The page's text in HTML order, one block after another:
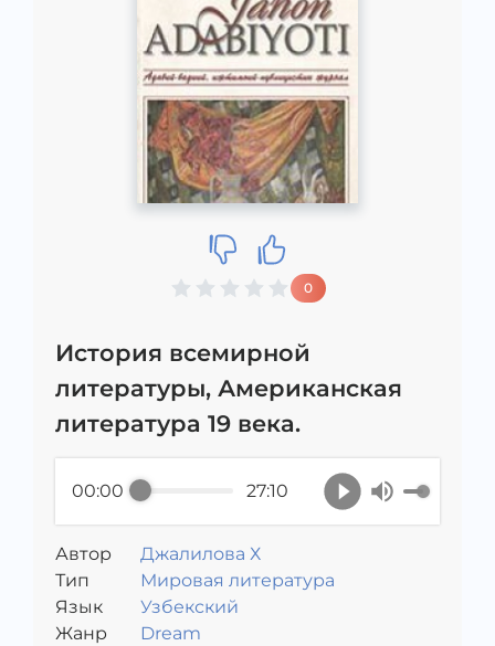
0
История всемирной
литературы, Американская
литература 19 века.
00:00 27:10
Автор
Джалилова Х
Тип
Мировая литература
Язык
Узбекский
Жанр
Dream